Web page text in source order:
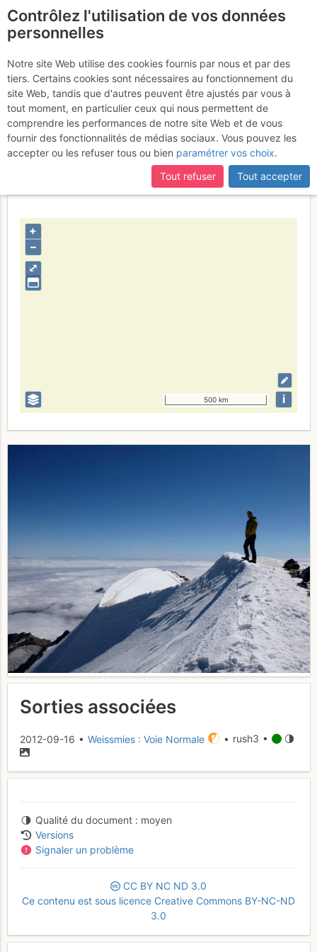
Sommet du Weissmies
Activités
Contributeur
rush3
Type d'image (licence)
individuel (CC by-nc-nd)
1350665087_1723097600.jpg
⤢
+
–
500 km i
Sorties associées
2012-09-16 • Weissmies : Voie Normale • rush3 •
Qualité du document
moyen
Versions
Signaler un problème
CC BY NC ND 3.0
Ce contenu est sous licence Creative Commons BY-NC-ND
3.0
Contrôlez l'utilisation de vos données
personnelles
Notre site Web utilise des cookies fournis par nous et par des
tiers. Certains cookies sont nécessaires au fonctionnement du
site Web, tandis que d'autres peuvent être ajustés par vous à
tout moment, en particulier ceux qui nous permettent de
comprendre les performances de notre site Web et de vous
fournir des fonctionnalités de médias sociaux. Vous pouvez les
accepter ou les refuser tous ou bien paramétrer vos choix.
Tout refuser
Tout accepter